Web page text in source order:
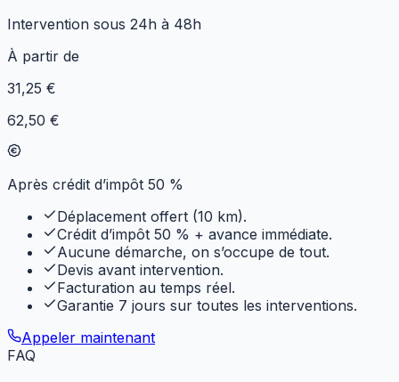
Intervention sous 24h à 48h
À partir de
31,25 €
62,50 €
Après crédit d’impôt 50 %
Déplacement offert (10 km).
Crédit d’impôt 50 % + avance immédiate.
Aucune démarche, on s’occupe de tout.
Devis avant intervention.
Facturation au temps réel.
Garantie 7 jours sur toutes les interventions.
Appeler maintenant
FAQ